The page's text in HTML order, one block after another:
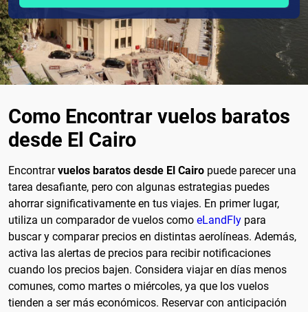
Como Encontrar vuelos baratos
desde El Cairo
Encontrarvuelos baratos desde El Cairo puede parecer una
tarea desafiante, pero con algunas estrategias puedes
ahorrar significativamente en tus viajes. En primer lugar,
utiliza un comparador de vuelos como eLandFly para
buscar y comparar precios en distintas aerolíneas. Además,
activa las alertas de precios para recibir notificaciones
cuando los precios bajen. Considera viajar en días menos
comunes, como martes o miércoles, ya que los vuelos
tienden a ser más económicos. Reservar con anticipación